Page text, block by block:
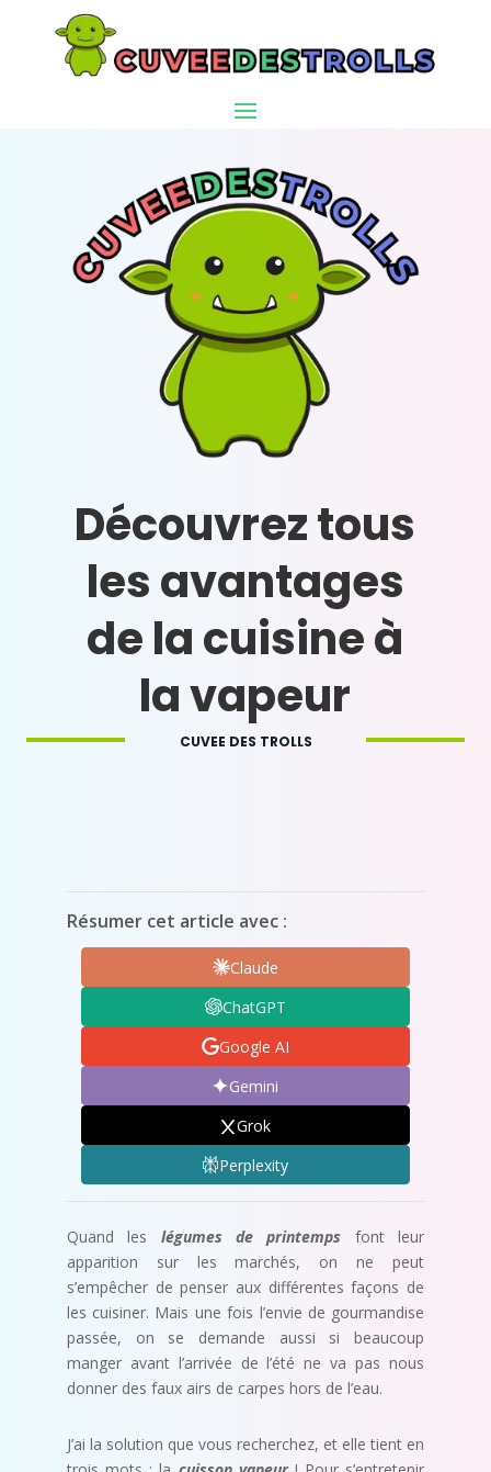
Découvrez tous
les avantages
de la cuisine à
la vapeur
CUVEE DES TROLLS
Résumer cet article avec :
Claude
ChatGPT
Google AI
Gemini
Grok
Perplexity
Quand les légumes de printemps font leur
apparition sur les marchés, on ne peut
s’empêcher de penser aux différentes façons de
les cuisiner. Mais une fois l’envie de gourmandise
passée, on se demande aussi si beaucoup
manger avant l’arrivée de l’été ne va pas nous
donner des faux airs de carpes hors de l’eau.
J’ai la solution que vous recherchez, et elle tient en